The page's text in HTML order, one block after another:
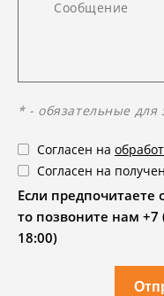
* - обязательные для
Согласен на
Согласен на
Если предпочитаете
то позвоните нам +7
18:00)